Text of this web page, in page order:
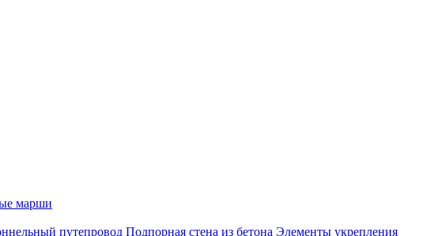
марши
путепровод Подпорная стена из бетона Элементы укрепления